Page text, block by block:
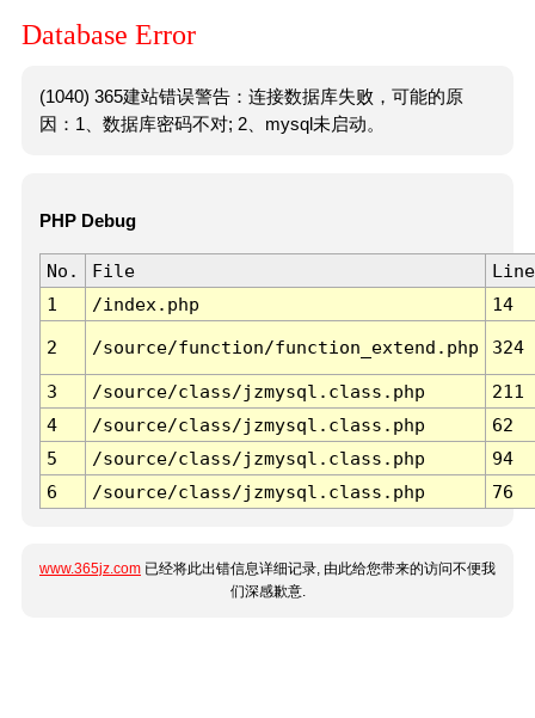
Database Error
(1040) 365建站错误警告：连接数据库失败，可能的原
因：1、数据库密码不对; 2、mysql未启动。
PHP Debug
No. File
Line
1
/index.php 14
2 /source/function/function_extend.php 324
3 /source/class/jzmysql.class.php
211
4
/source/class/jzmysql.class.php
62
5
/source/class/jzmysql.class.php
94
6
/source/class/jzmysql.class.php 76
www.365jz.com 已经将此出错信息详细记录, 由此给您带来的访问不便我
们深感歉意.